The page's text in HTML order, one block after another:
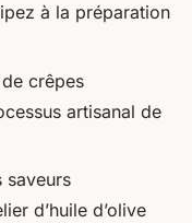
à la préparation
crêpes
artisanal de
saveurs
d’huile d’olive